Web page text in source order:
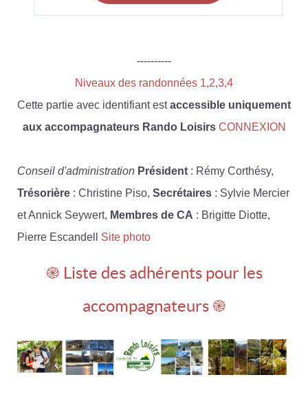
----------
Niveaux des randonnées 1,2,3,4
Cette partie avec identifiant estaccessible uniquement
aux accompagnateurs Rando Loisirs CONNEXION
Conseil d'administration Président : Rémy Corthésy,
Trésorière : Christine Piso, Secrétaires : Sylvie Mercier
et Annick Seywert, Membres de CA : Brigitte Diotte,
Pierre Escandell Site photo
֎ Liste des adhérents pour les
accompagnateurs ֎